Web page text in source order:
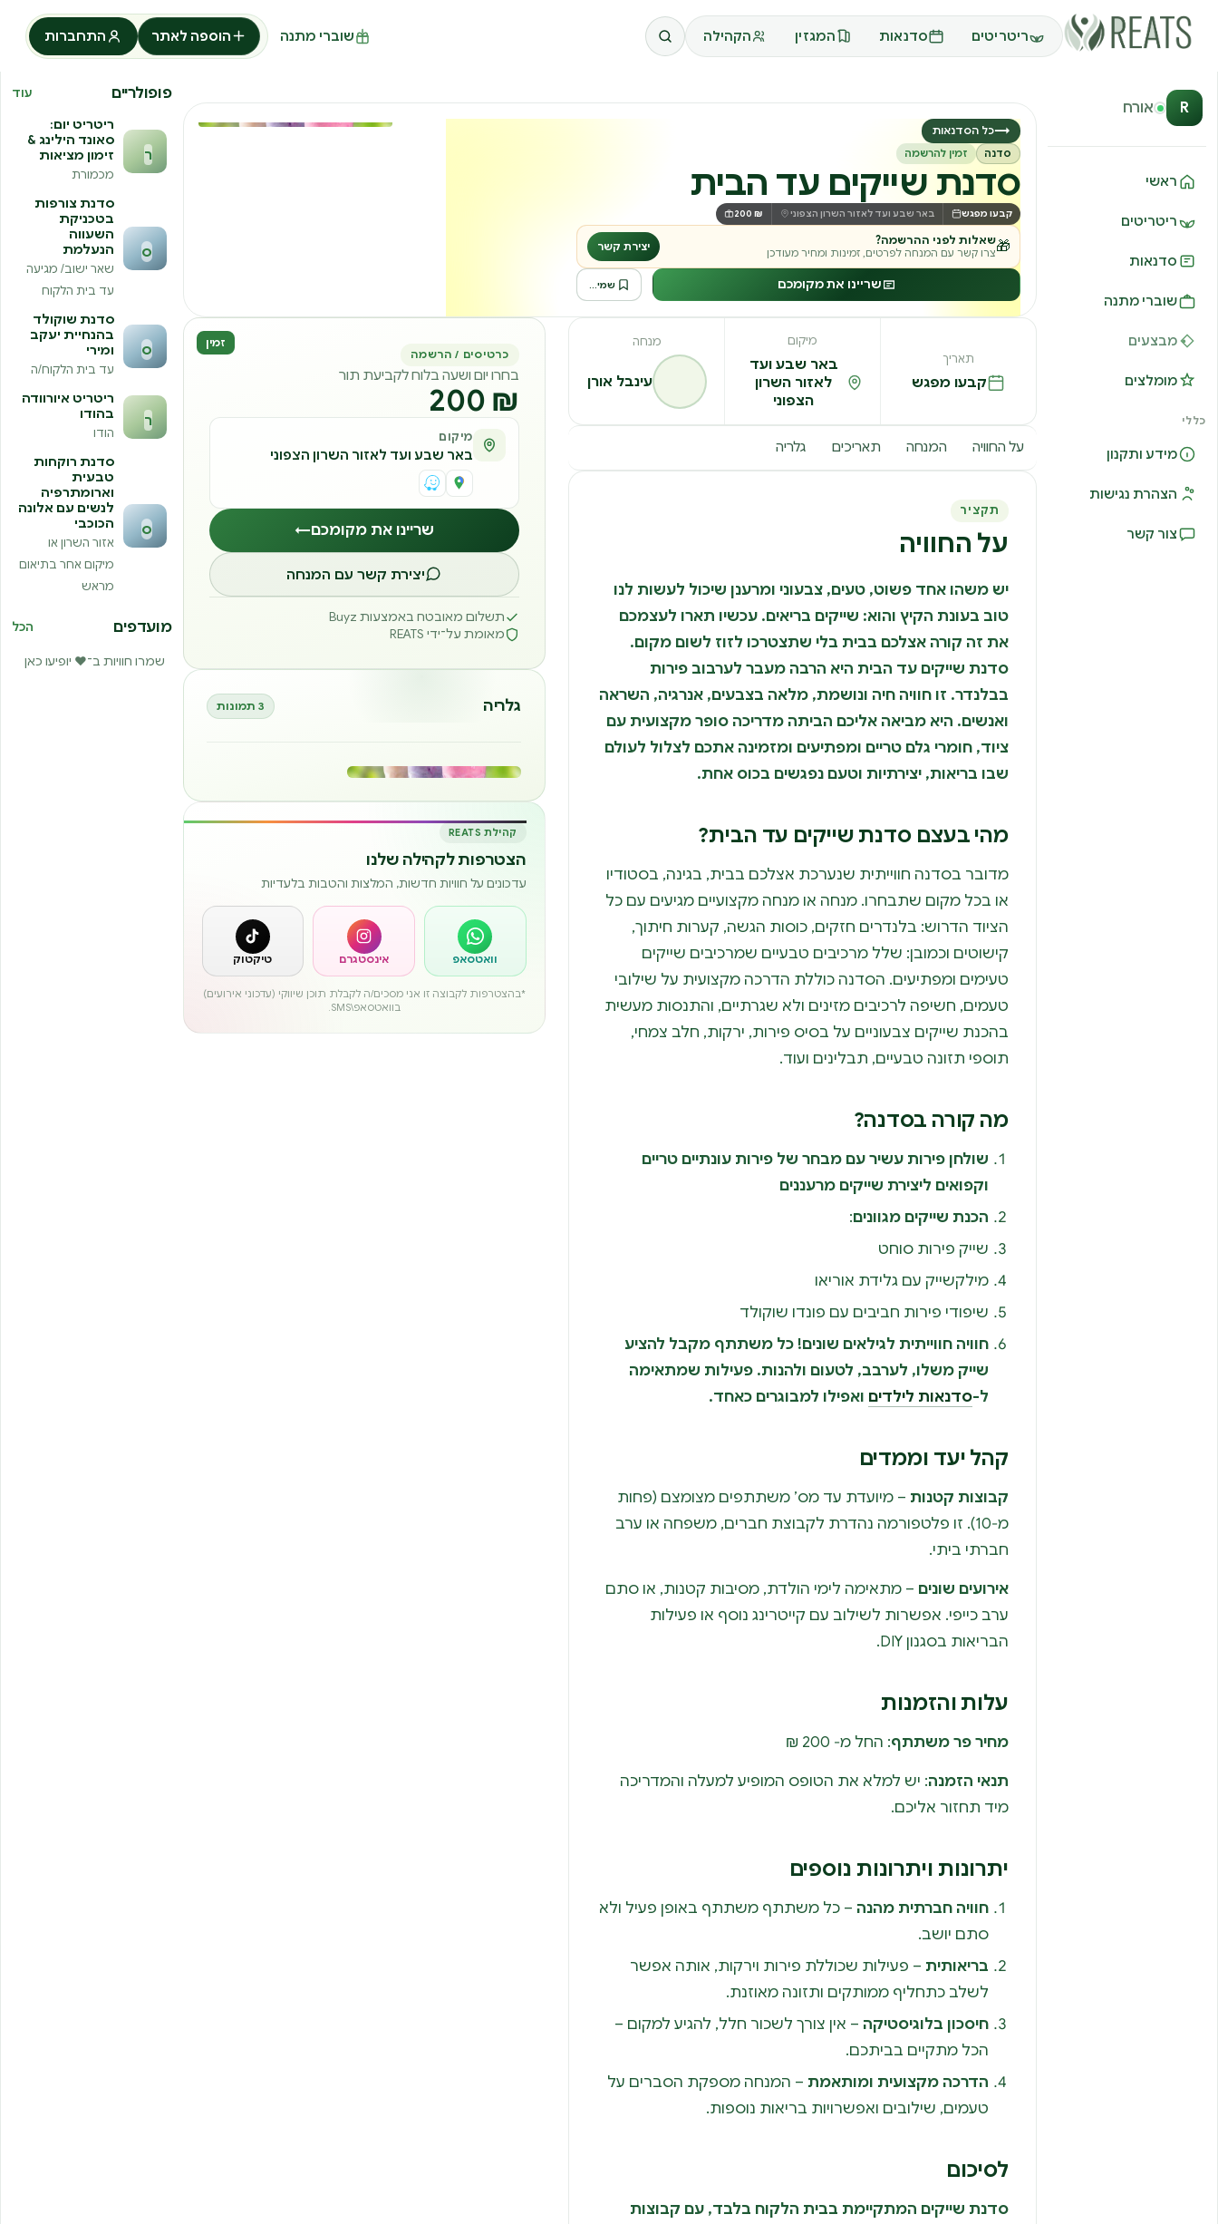
ריטריטים סדנאות המגזין הקהילה שוברי מתנה הוספה לאתר התחברות
R אורח
ראשי
ריטריטים
סדנאות
שוברי מתנה
מבצעים
מומלצים
כללי
מידע ותקנון
הצהרת נגישות
צור קשר
→כל הסדנאות
סדנה
זמין להרשמה
סדנת שייקים עד הבית
קבעו מפגש באר שבע ועד לאזור השרון הצפוני ₪ 200
🎁שאלות לפני ההרשמה?
צרו קשר עם המנחה לפרטים, זמינות ומחיר מעודכן
יצירת קשר
שריינו את מקומכם שמירה לרשימה
תאריך
קבעו מפגש
מיקום
באר שבע ועד
לאזור השרון
הצפוני
מנחה
עינבל אורן
על החוויה המנחה תאריכים גלריה
תקציר
על החוויה
יש משהו אחד פשוט, טעים, צבעוני ומרענן שיכול לעשות לנו
טוב בעונת הקיץ והוא: שייקים בריאים. עכשיו תארו לעצמכם
את זה קורה אצלכם בבית בלי שתצטרכו לזוז לשום מקום.
סדנת שייקים עד הבית היא הרבה מעבר לערבוב פירות
בבלנדר. זו חוויה חיה ונושמת, מלאה בצבעים, אנרגיה, השראה
ואנשים. היא מביאה אליכם הביתה מדריכה סופר מקצועית עם
ציוד, חומרי גלם טריים ומפתיעים ומזמינה אתכם לצלול לעולם
שבו בריאות, יצירתיות וטעם נפגשים בכוס אחת.
מהי בעצם סדנת שייקים עד הבית?
מדובר בסדנה חווייתית שנערכת אצלכם בבית, בגינה, בסטודיו
או בכל מקום שתבחרו. מנחה או מנחה מקצועיים מגיעים עם כל
הציוד הדרוש: בלנדרים חזקים, כוסות הגשה, קערות חיתוך,
קישוטים וכמובן: שלל מרכיבים טבעיים שמרכיבים שייקים
טעימים ומפתיעים. הסדנה כוללת הדרכה מקצועית על שילובי
טעמים, חשיפה לרכיבים מזינים ולא שגרתיים, והתנסות מעשית
בהכנת שייקים צבעוניים על בסיס פירות, ירקות, חלב צמחי,
תוספי תזונה טבעיים, תבלינים ועוד.
מה קורה בסדנה?
שולחן פירות עשיר עם מבחר של פירות עונתיים טריים
וקפואים ליצירת שייקים מרעננים
הכנת שייקים מגוונים:
שייק פירות סוחט
מילקשייק עם גלידת אוריאו
שיפודי פירות חביבים עם פונדו שוקולד
חוויה חווייתית לגילאים שונים! כל משתתף מקבל להציע
שייק משלו, לערבב, לטעום ולהנות. פעילות שמתאימה
ל-סדנאות לילדים ואפילו למבוגרים כאחד.
קהל יעד וממדים
קבוצות קטנות – מיועדת עד מס’ משתתפים מצומצם (פחות
מ‑10). זו פלטפורמה נהדרת לקבוצת חברים, משפחה או ערב
חברתי ביתי.
אירועים שונים – מתאימה לימי הולדת, מסיבות קטנות, או סתם
ערב כייפי. אפשרות לשילוב עם קייטרינג נוסף או פעילות
הבריאות בסגנון DIY.
עלות והזמנות
מחיר פר משתתף: החל מ‑ 200 ₪
תנאי הזמנה: יש למלא את הטופס המופיע למעלה והמדריכה
מיד תחזור אליכם.
יתרונות ויתרונות נוספים
חוויה חברתית מהנה – כל משתתף משתתף באופן פעיל ולא
סתם יושב.
בריאותית – פעילות שכוללת פירות וירקות, אותה אפשר
לשלב כתחליף ממותקים ותזונה מאוזנת.
חיסכון בלוגיסטיקה – אין צורך לשכור חלל, להגיע למקום –
הכל מתקיים בביתכם.
הדרכה מקצועית ומותאמת – המנחה מספקת הסברים על
טעמים, שילובים ואפשרויות בריאות נוספות.
לסיכום
סדנת שייקים המתקיימת בבית הלקוח בלבד, עם קבוצות
זמין
כרטיסים / הרשמה
בחרו יום ושעה בלוח לקביעת תור
₪ 200
מיקום
באר שבע ועד לאזור השרון הצפוני
שריינו את מקומכם←
יצירת קשר עם המנחה
תשלום מאובטח באמצעות Buyz
מאומת על־ידי REATS
גלריה 3 תמונות
קהילת REATS
הצטרפות לקהילה שלנו
עדכונים על חוויות חדשות, המלצות והטבות בלעדיות
וואטסאפ אינסטגרם טיקטוק
*בהצטרפות לקבוצה זו אני מסכים/ה לקבלת תוכן שיווקי (עדכוני אירועים)
בוואטסאפ\SMS.
פופולריים עוד
ר
ריטריט יום:
סאונד הילינג &
זימון מציאות
מכמורת
ס
סדנת צורפות
בטכניקת
השעווה
הנעלמת
שאר ישוב/ מגיעה
עד בית הלקוח
ס
סדנת שוקולד
בהנחיית יעקב
ומירי
עד בית הלקוח/ה
ר
ריטריט איורוודה
בהודו
הודו
ס
סדנת רוקחות
טבעית
וארומתרפיה
לנשים עם אלונה
הכוכבי
אזור השרון או
מיקום אחר בתיאום
מראש
מועדפים הכל
שמרו חוויות ב־❤️ יופיעו כאן